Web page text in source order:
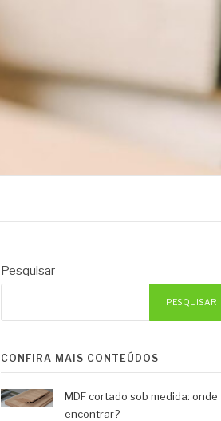
Pesquisar
PESQUISAR
CONFIRA MAIS CONTEÚDOS
MDF cortado sob medida: onde
encontrar?